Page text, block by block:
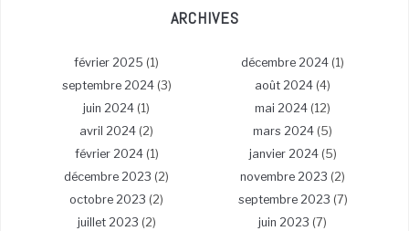
ARCHIVES
février 2025 (1) décembre 2024 (1)
septembre 2024(3) août 2024 (4)
juin 2024 (1) mai 2024 (12)
avril 2024 (2) mars 2024 (5)
février 2024(1) janvier 2024(5)
décembre 2023 (2) novembre 2023 (2)
octobre 2023 (2) septembre 2023 (7)
juillet 2023 (2) juin 2023 (7)